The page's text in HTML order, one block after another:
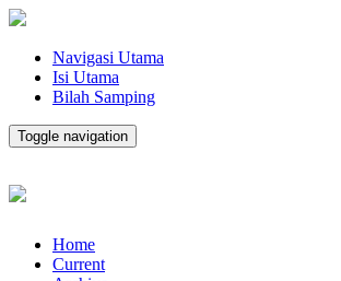
Navigasi Utama
Isi Utama
Bilah Samping
Toggle navigation
Home
Current